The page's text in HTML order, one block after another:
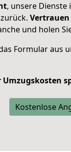
, unsere Dienste
Vertrauen
und holen
Formular aus
Umzugskosten
Kostenlose